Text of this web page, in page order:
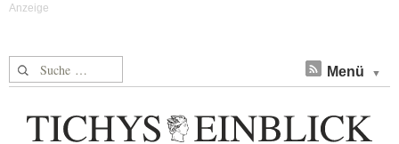
Suche nach: Menü